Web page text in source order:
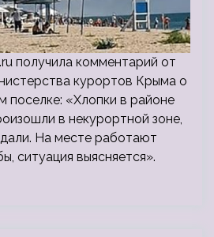
получила комментарий от
курортов Крыма о
поселке: «Хлопки в районе
в некурортной зоне,
На месте работают
ситуация выясняется».